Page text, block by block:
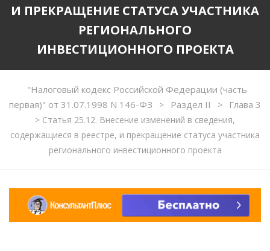
И ПРЕКРАЩЕНИЕ СТАТУСА УЧАСТНИКА
РЕГИОНАЛЬНОГО
ИНВЕСТИЦИОННОГО ПРОЕКТА
"Налоговый кодекс Российской Федерации (часть
первая)" от 31.07.1998 N 146-ФЗ
> Раздел II > Глава 3
> Статья 25.12. Внесение изменений в сведения,
содержащиеся в реестре, и прекращение статуса участника
регионального инвестиционного проекта